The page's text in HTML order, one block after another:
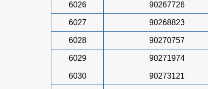
6026 90267726
6027 90268823
6028 90270757
6029 90271974
6030 90273121